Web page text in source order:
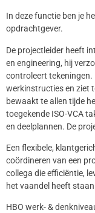
In deze functie ben je
opdrachtgever.
De projectleider heeft
en engineering, hij
controleert
werkinstructies en ziet
bewaakt te allen tijde
toegekende ISO-VCA
en deelplannen. De
Een flexibele,
coördineren van een
collega die efficiëntie,
het vaandel heeft
HBO werk- &